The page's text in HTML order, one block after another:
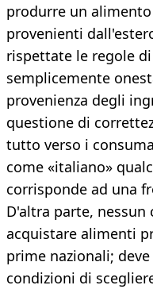
produrre un
provenienti
rispettate le regole
semplicemente
provenienza degli
questione di
tutto verso i
come «italiano»
corrisponde ad una
D'altra parte,
acquistare alimenti
prime nazionali;
condizioni di